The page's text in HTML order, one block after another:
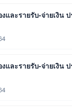
และรายรับ-จ่ายเงิน
และรายรับ-จ่ายเงิน